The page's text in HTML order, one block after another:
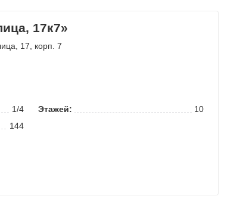
17к7»
, 17, корп. 7
1/4 Этажей:
10
144